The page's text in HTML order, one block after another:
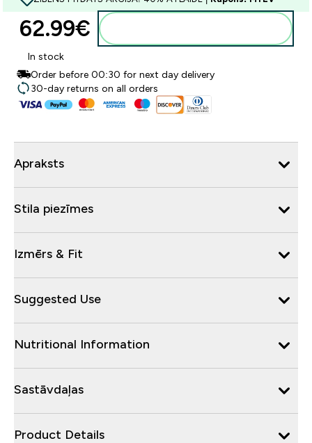
62.99€‎
In stock
Order before 00:30 for next day delivery
30-day returns on all orders
Apraksts
Stila piezīmes
Izmērs & Fit
Suggested Use
Nutritional Information
Sastāvdaļas
Product Details